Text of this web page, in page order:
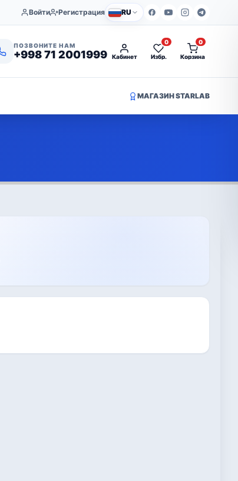
Войти Регистрация RU
ПОЗВОНИТЕ НАМ
+998 71 2001999 Кабинет Избр.
0
Корзина
0
МАГАЗИН STARLAB